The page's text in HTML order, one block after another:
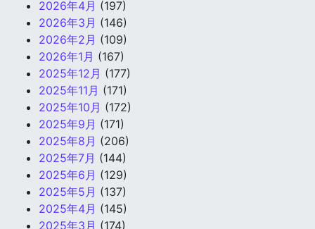
2026年4月 (197)
2026年3月 (146)
2026年2月 (109)
2026年1月 (167)
2025年12月 (177)
2025年11月 (171)
2025年10月 (172)
2025年9月 (171)
2025年8月 (206)
2025年7月 (144)
2025年6月 (129)
2025年5月 (137)
2025年4月 (145)
2025年3月 (174)